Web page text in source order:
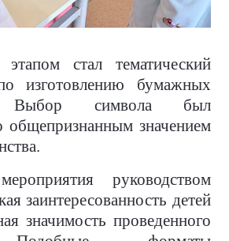
стал тематический
изготовлению бумажных
Выбор символа был
общепризнанным значением
руководством
заинтересованность детей
значимость проведенного